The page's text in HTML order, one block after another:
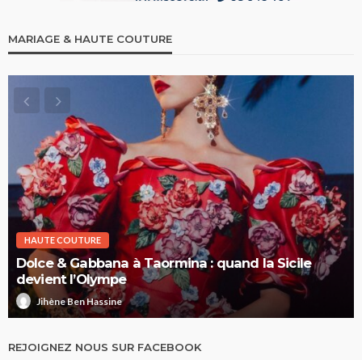
MARIAGE & HAUTE COUTURE
HAUTE COUTURE
Dolce & Gabbana à Taormina : quand la Sicile
devient l’Olympe
Jihène Ben Hassine
REJOIGNEZ NOUS SUR FACEBOOK